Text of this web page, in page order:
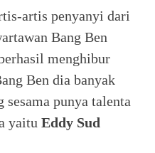
artis penyanyi dari
Bang Ben
menghibur
Ben dia banyak
punya talenta
yaitu Eddy Sud